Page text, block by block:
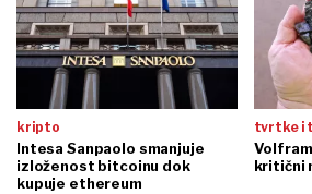
kripto
Intesa Sanpaolo smanjuje
izloženost bitcoinu dok
kupuje ethereum
tvrtke i
kritični